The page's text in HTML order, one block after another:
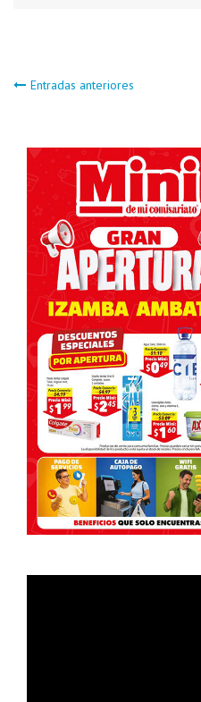
Navegación
de
entradas
Entradas anteriores